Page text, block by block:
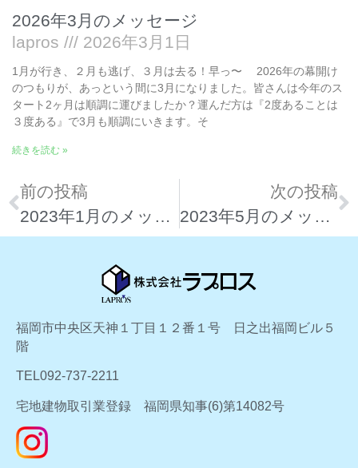
2026年3月のメッセージ
lapros 2026年3月1日
1月が行き、２月も逃げ、３月は去る！早っ〜 2026年の幕開け
のつもりが、あっという間に3月になりました。皆さんは今年のス
タート2ヶ月は順調に運びましたか？運んだ方は『2度あることは
３度ある』で3月も順調にいきます。そ
続きを読む »
前の投稿
次の投稿
福岡市中央区天神１丁目１２番１号 日之出福岡ビル５
階
TEL092-737-2211
宅地建物取引業登録 福岡県知事(6)第14082号